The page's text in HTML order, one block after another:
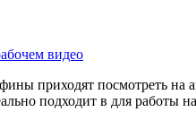
видео
приходят посмотреть на
подходит в для работы